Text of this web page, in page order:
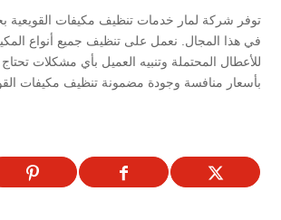
توفر شركة لمار خدمات تنظيف مكيفات القويعية
في هذا المجال. نعمل على تنظيف جميع أنواع
للأعطال المحتملة وتنبيه العميل بأي مشكلات
بأسعار منافسة وجودة مضمونة تنظيف مكيفات